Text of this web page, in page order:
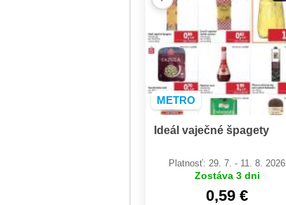
METRO
Ideál vaječné špagety
Platnosť: 29. 7. - 11. 8. 2026
Zostáva 3 dni
0,59 €